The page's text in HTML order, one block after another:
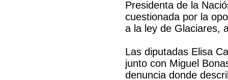
Presidenta de la
cuestionada por la
a la ley de Glaciares,
Las diputadas Elisa
junto con Miguel
denuncia donde